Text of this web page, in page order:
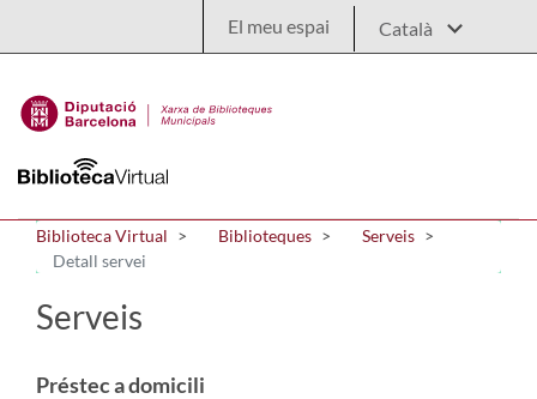
El meu espai
Biblioteca Virtual Biblioteques
Serveis
Detall servei
Serveis
Préstec a domicili